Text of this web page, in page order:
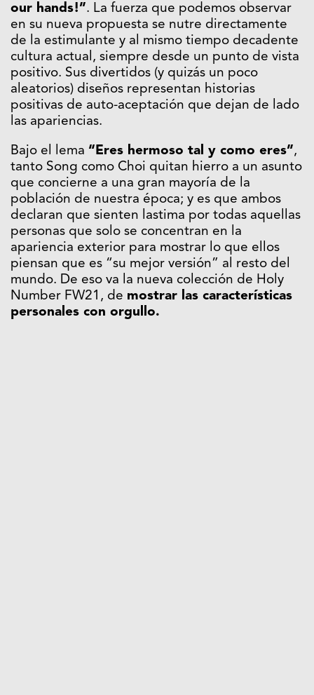
our hands!”. La fuerza que podemos observar
en su nueva propuesta se nutre directamente
de la estimulante y al mismo tiempo decadente
cultura actual, siempre desde un punto de vista
positivo. Sus divertidos (y quizás un poco
aleatorios) diseños representan historias
positivas de auto-aceptación que dejan de lado
las apariencias.
Bajo el lema “Eres hermoso tal y como eres”,
tanto Song como Choi quitan hierro a un asunto
que concierne a una gran mayoría de la
población de nuestra época; y es que ambos
declaran que sienten lastima por todas aquellas
personas que solo se concentran en la
apariencia exterior para mostrar lo que ellos
piensan que es “su mejor versión” al resto del
mundo. De eso va la nueva colección de Holy
Number FW21, de mostrar las características
personales con orgullo.